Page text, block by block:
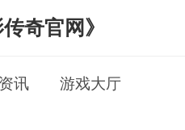
奇官网》
讯 游戏大厅